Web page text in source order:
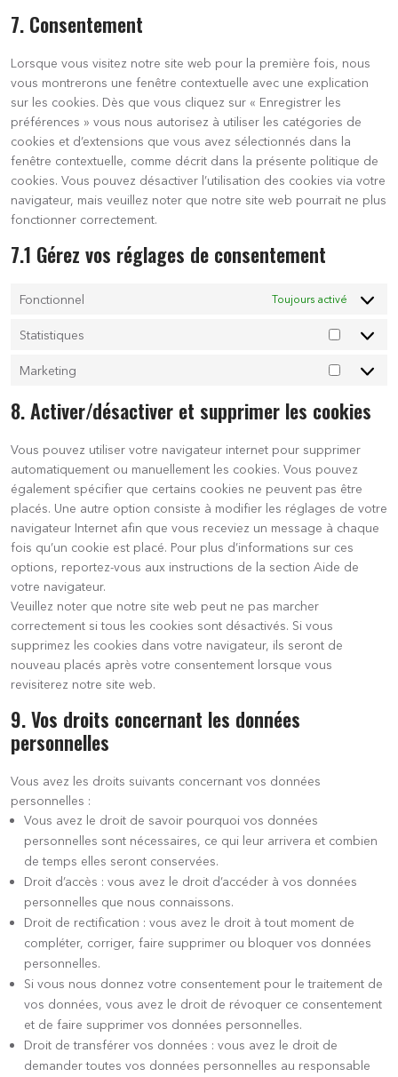
7. Consentement
Lorsque vous visitez notre site web pour la première fois, nous
vous montrerons une fenêtre contextuelle avec une explication
sur les cookies. Dès que vous cliquez sur « Enregistrer les
préférences » vous nous autorisez à utiliser les catégories de
cookies et d’extensions que vous avez sélectionnés dans la
fenêtre contextuelle, comme décrit dans la présente politique de
cookies. Vous pouvez désactiver l’utilisation des cookies via votre
navigateur, mais veuillez noter que notre site web pourrait ne plus
fonctionner correctement.
7.1 Gérez vos réglages de consentement
Fonctionnel Toujours activé
Statistiques
Marketing
8. Activer/désactiver et supprimer les cookies
Vous pouvez utiliser votre navigateur internet pour supprimer
automatiquement ou manuellement les cookies. Vous pouvez
également spécifier que certains cookies ne peuvent pas être
placés. Une autre option consiste à modifier les réglages de votre
navigateur Internet afin que vous receviez un message à chaque
fois qu’un cookie est placé. Pour plus d’informations sur ces
options, reportez-vous aux instructions de la section Aide de
votre navigateur.
Veuillez noter que notre site web peut ne pas marcher
correctement si tous les cookies sont désactivés. Si vous
supprimez les cookies dans votre navigateur, ils seront de
nouveau placés après votre consentement lorsque vous
revisiterez notre site web.
9. Vos droits concernant les données
personnelles
Vous avez les droits suivants concernant vos données
personnelles :
Vous avez le droit de savoir pourquoi vos données
personnelles sont nécessaires, ce qui leur arrivera et combien
de temps elles seront conservées.
Droit d’accès : vous avez le droit d’accéder à vos données
personnelles que nous connaissons.
Droit de rectification : vous avez le droit à tout moment de
compléter, corriger, faire supprimer ou bloquer vos données
personnelles.
Si vous nous donnez votre consentement pour le traitement de
vos données, vous avez le droit de révoquer ce consentement
et de faire supprimer vos données personnelles.
Droit de transférer vos données : vous avez le droit de
demander toutes vos données personnelles au responsable